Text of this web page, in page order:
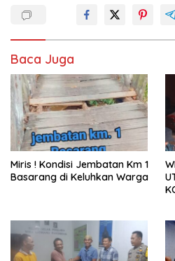
Baca Juga
Miris ! Kondisi Jembatan Km 1
Basarang di Keluhkan Warga